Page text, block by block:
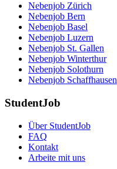
Nebenjob Zürich
Nebenjob Bern
Nebenjob Basel
Nebenjob Luzern
Nebenjob St. Gallen
Nebenjob Winterthur
Nebenjob Solothurn
Nebenjob Schaffhausen
StudentJob
Über StudentJob
FAQ
Kontakt
Arbeite mit uns